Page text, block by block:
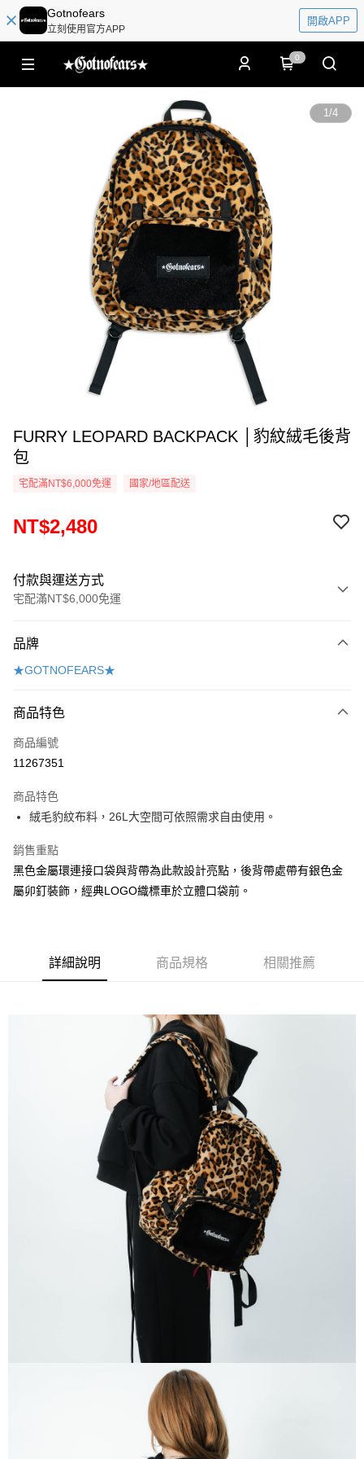
Gotnofears
立刻使用官方APP
開啟APP
0
1/4
FURRY LEOPARD BACKPACK │豹紋絨毛後背
包
宅配滿NT$6,000免運 國家/地區配送
NT$2,480
付款與運送方式
宅配滿NT$6,000免運
信用卡一次付款
悠遊付
AFTEE先享後付
相關說明
AFTEE先享後付是「在收到商品之後才付款」的支付方式。 讓您購物簡單
便利好安心！
１．簡單：不需註冊會員、不需綁卡、不需儲值。
３．安心：先確認商品／服務後，再付款。
【「AFTEE先享後付」結帳流程】
１．於結帳方式選擇「AFTEE先享後付」後，將跳轉至「AFTEE先享後付」
ATM／網路銀行／等多元方式進行付款，方視為交易完成。
※ 請注意：結帳手續完成當下不需立刻繳費，但若您需要取消訂單，請聯絡
※ 交易是否成功請以「AFTEE先享後付 」之結帳頁面顯示為準，若有關於
是否繳費成功／繳費後需取消欲退款等相關疑問，請聯繫「AFTEE先享後付
https://netprotections.freshdesk.com/support/home
１．透過由恩沛科技股份有限公司提供之「AFTEE先享後付」服務完成之交
易，需依本服務之必要範圍內提供個人資料，並將交易相關給付款項請求債
權轉讓予恩沛科技股份有限公司。
２．關於個人資料處理事宜，請瀏覽以下網址：
https://aftee.tw/terms/#terms3
３．未成年的使用者請事先徵得法定代理人或監護人之同意方可使用
「AFTEE先享後付」，若未經同意申辦者引起之損失，本公司不負相關責
４．使用「AFTEE先享後付」時，將依據個別帳號之用戶狀況，依本公司即
時審查核予不同之上限額度；若仍有額度不足之情形，本公司將視審查結果
５．嚴禁一人註冊多個帳號或使用他人資訊註冊。若發現惡意使用之情形，
恩沛科技股份有限公司將有權停止該用戶之使用額度並採取法律行動。
ATM付款
每筆NT$60
每筆NT$320，滿NT$8,000(含以上)免運費
品牌
★GOTNOFEARS★
商品特色
商品編號
11267351
商品特色
絨毛豹紋布料，26L大空間可依照需求自由使用。
銷售重點
黑色金屬環連接口袋與背帶為此款設計亮點，後背帶處帶有銀色金
屬卯釘裝飾，經典LOGO織標車於立體口袋前。
詳細說明 商品規格 相關推薦